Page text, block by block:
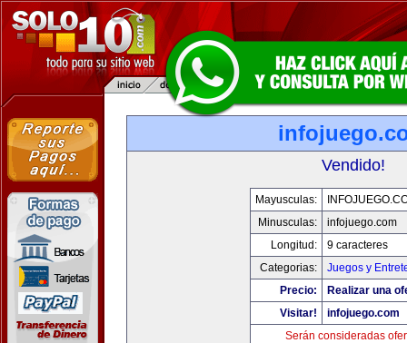
Vendido!
Mayusculas:
Minusculas:
infojuego.com
Longitud:
9 caracteres
Categorias:
Juegos y
Precio:
Realizar una
Visitar!
infojuego.com
Serán consideradas